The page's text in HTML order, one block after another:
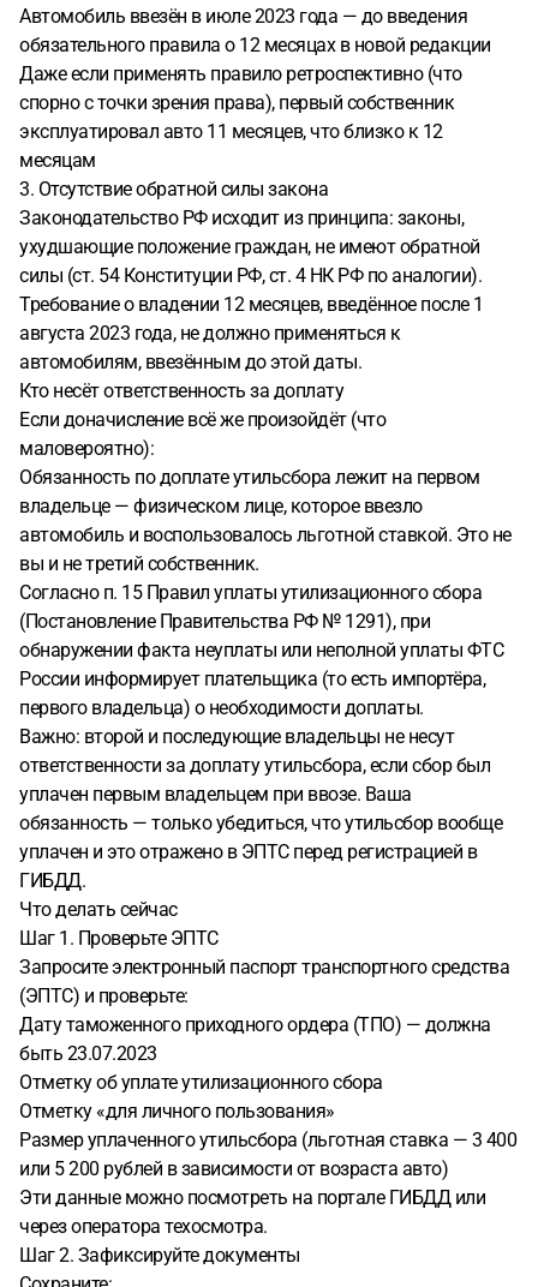
Автомобиль ввезён в июле 2023 года — до введения
обязательного правила о 12 месяцах в новой редакции
Даже если применять правило ретроспективно (что
спорно с точки зрения права), первый собственник
эксплуатировал авто 11 месяцев, что близко к 12
месяцам
3. Отсутствие обратной силы закона
Законодательство РФ исходит из принципа: законы,
ухудшающие положение граждан, не имеют обратной
силы (ст. 54 Конституции РФ, ст. 4 НК РФ по аналогии).
Требование о владении 12 месяцев, введённое после 1
августа 2023 года, не должно применяться к
автомобилям, ввезённым до этой даты.
Кто несёт ответственность за доплату
Если доначисление всё же произойдёт (что
маловероятно):
Обязанность по доплате утильсбора лежит на первом
владельце — физическом лице, которое ввезло
автомобиль и воспользовалось льготной ставкой. Это не
вы и не третий собственник.
Согласно п. 15 Правил уплаты утилизационного сбора
(Постановление Правительства РФ № 1291), при
обнаружении факта неуплаты или неполной уплаты ФТС
России информирует плательщика (то есть импортёра,
первого владельца) о необходимости доплаты.
Важно: второй и последующие владельцы не несут
ответственности за доплату утильсбора, если сбор был
уплачен первым владельцем при ввозе. Ваша
обязанность — только убедиться, что утильсбор вообще
уплачен и это отражено в ЭПТС перед регистрацией в
ГИБДД.
Что делать сейчас
Шаг 1. Проверьте ЭПТС
Запросите электронный паспорт транспортного средства
(ЭПТС) и проверьте:
Дату таможенного приходного ордера (ТПО) — должна
быть 23.07.2023
Отметку об уплате утилизационного сбора
Отметку «для личного пользования»
Размер уплаченного утильсбора (льготная ставка — 3 400
или 5 200 рублей в зависимости от возраста авто)
Эти данные можно посмотреть на портале ГИБДД или
через оператора техосмотра.
Шаг 2. Зафиксируйте документы